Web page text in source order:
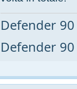
Defender
Defender